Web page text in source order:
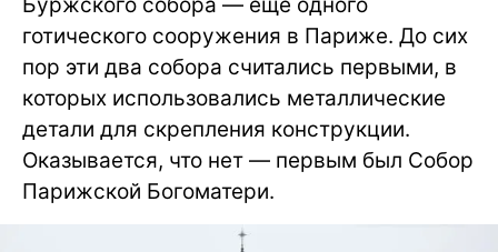
готического сооружения в Париже. До сих
пор эти два собора считались первыми, в
которых использовались металлические
детали для скрепления конструкции.
Оказывается, что нет — первым был Собор
Парижской Богоматери.